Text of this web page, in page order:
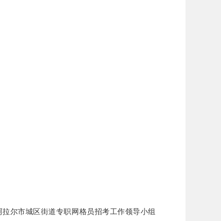
拉尔市城区街道专职网格员招考工作领导小组